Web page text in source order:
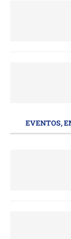
EVENTOS,